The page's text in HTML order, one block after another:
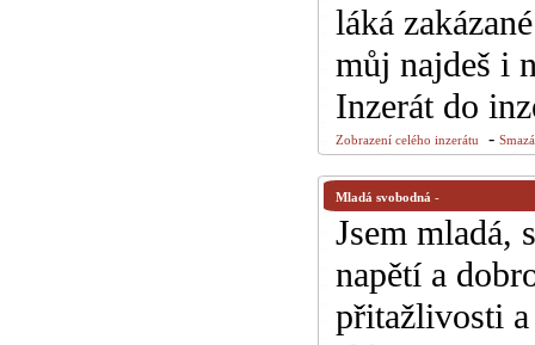
láká
můj najdeš i
Inzerát do
Zobrazení celého inzerátu -
Mladá svobodná -
Jsem
napětí a
přitažlivosti